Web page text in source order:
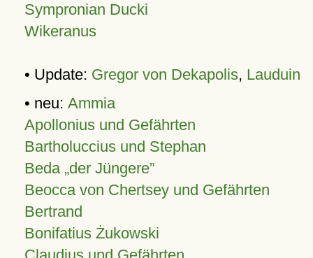
Sympronian Ducki
Wikeranus
• Update: Gregor von Dekapolis, Lauduin
• neu: Ammia
Apollonius und Gefährten
Bartholuccius und Stephan
Beda „der Jüngere”
Beocca von Chertsey und Gefährten
Bertrand
Bonifatius Żukowski